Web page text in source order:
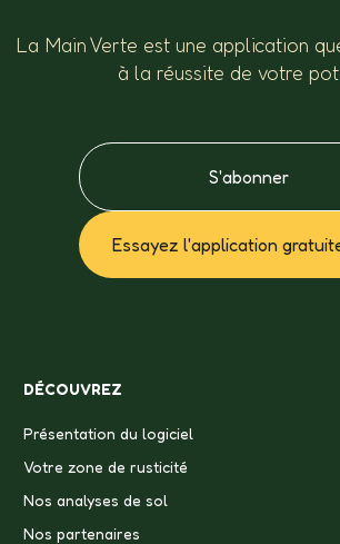
La Main Verte est une application
à la réussite de votre
S'abonner
Essayez l'application
DÉCOUVREZ
Présentation du logiciel
Votre zone de rusticité
Nos analyses de sol
Nos partenaires